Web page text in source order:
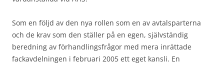
Som en följd av den nya rollen som en av avtalsparterna
och de krav som den ställer på en egen, självständig
beredning av förhandlingsfrågor med mera inrättade
fackavdelningen i februari 2005 ett eget kansli. En